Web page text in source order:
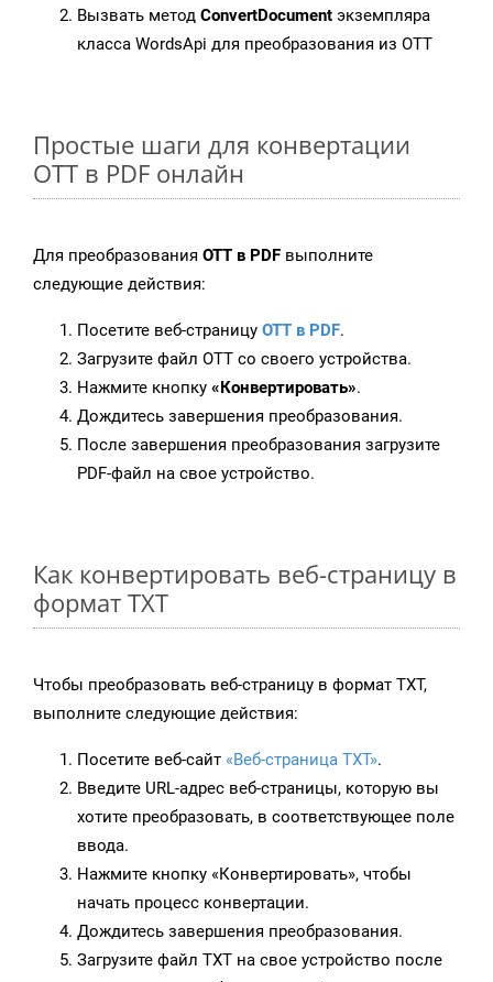
Вызвать метод ConvertDocument экземпляра
класса WordsApi для преобразования из OTT
Простые шаги для конвертации
OTT в PDF онлайн
Для преобразования OTT в PDF выполните
следующие действия:
Посетите веб-страницу OTT в PDF.
Загрузите файл OTT со своего устройства.
Нажмите кнопку «Конвертировать».
Дождитесь завершения преобразования.
После завершения преобразования загрузите
PDF-файл на свое устройство.
Как конвертировать веб-страницу в
формат TXT
Чтобы преобразовать веб-страницу в формат TXT,
выполните следующие действия:
Посетите веб-сайт «Веб-страница TXT».
Введите URL-адрес веб-страницы, которую вы
хотите преобразовать, в соответствующее поле
ввода.
Нажмите кнопку «Конвертировать», чтобы
начать процесс конвертации.
Дождитесь завершения преобразования.
Загрузите файл TXT на свое устройство после